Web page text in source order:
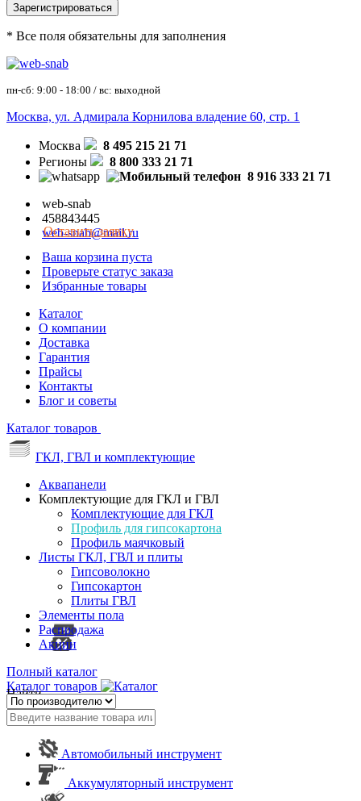
* Все поля обязательны для заполнения
пн-сб: 9:00 - 18:00 / вс: выходной
Москва, ул. Адмирала Корнилова владение 60, стр. 1
Москва
8 495 215 21 71
Регионы
8 800 333 21 71
8 916 333 21 71
web-snab
458843445
web-snab@mail.ru
Оставить заявку
Ваша корзина пуста
Проверьте статус заказа
Избранные товары
Каталог
О компании
Доставка
Гарантия
Прайсы
Контакты
Блог и советы
Каталог товаров
ГКЛ, ГВЛ и комплектующие
Аквапанели
Комплектующие для ГКЛ и ГВЛ
Комплектующие для ГКЛ
Профиль для гипсокартона
Профиль маячковый
Листы ГКЛ, ГВЛ и плиты
Гипсоволокно
Гипсокартон
Плиты ГВЛ
Элементы пола
Распродажа
Акции
Полный каталог
Каталог товаров
Найти
Автомобильный инструмент
Аккумуляторный инструмент